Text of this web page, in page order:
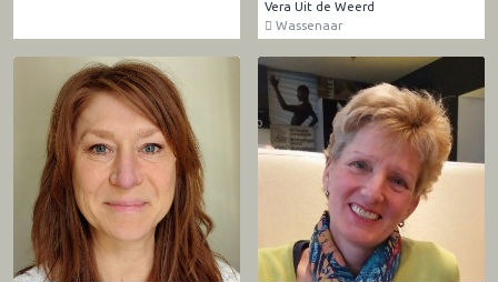
Vera Uit de Weerd
Wassenaar